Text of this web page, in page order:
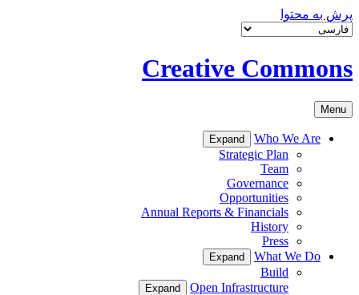
پرش به محتوا
Creative Commons
Menu
Who We Are
Expand
Strategic Plan
Team
Governance
Opportunities
Annual Reports & Financials
History
Press
What We Do
Expand
Build
Open Infrastructure
Expand